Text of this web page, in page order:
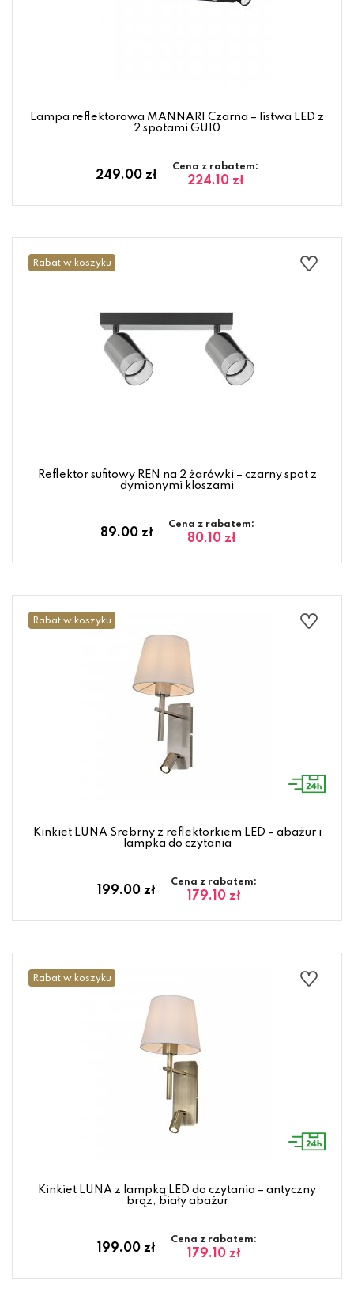
Lampa reflektorowa MANNARI Czarna – listwa LED z
2 spotami GU10
249.00 zł
Cena z rabatem:
224.10 zł
Rabat w koszyku
Reflektor sufitowy REN na 2 żarówki – czarny spot z
dymionymi kloszami
89.00 zł
Cena z rabatem:
80.10 zł
Rabat w koszyku
Kinkiet LUNA Srebrny z reflektorkiem LED – abażur i
lampka do czytania
199.00 zł
Cena z rabatem:
179.10 zł
Rabat w koszyku
Kinkiet LUNA z lampką LED do czytania – antyczny
brąz, biały abażur
199.00 zł
Cena z rabatem:
179.10 zł